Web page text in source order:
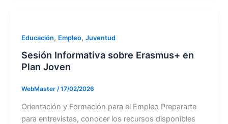
Educación, Empleo, Juventud
Sesión Informativa sobre Erasmus+ en
Plan Joven
WebMaster /17/02/2026
Orientación y Formación para el Empleo Prepararte
para entrevistas, conocer los recursos disponibles